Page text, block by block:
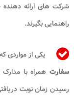
شرکت های ارائه
راهنمایی بگیرند.
یکی از مواردی
سفارت همراه با
رسیدن زمان نوبت